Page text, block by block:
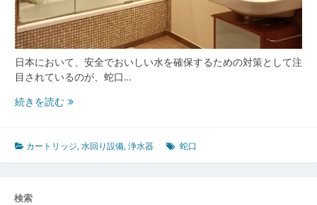
化
す
る
最
新
術
日本において、安全でおいしい水を確保するための対策として注
目されているのが、蛇口…
続きを読む安
全
で
カートリッジ,水回り設備,浄水器 蛇口
検索